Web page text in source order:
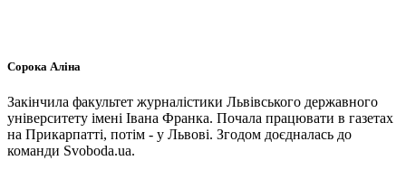
Сорока Аліна
Закінчила факультет журналістики Львівського державного
університету імені Івана Франка. Почала працювати в газетах
на Прикарпатті, потім - у Львові. Згодом доєдналась до
команди Svoboda.ua.